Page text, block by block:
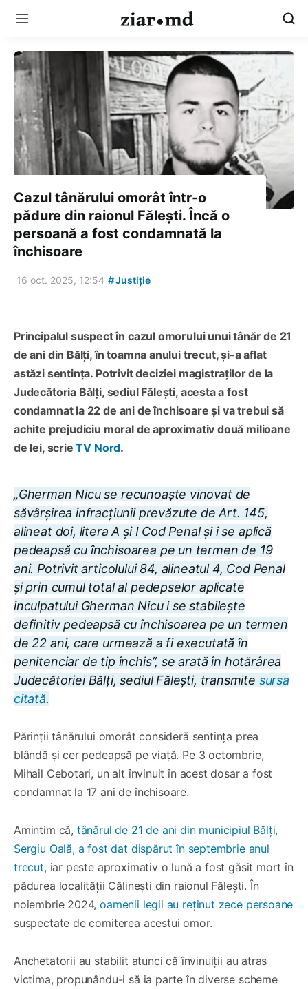
Cazul tânărului omorât într-o
pădure din raionul Fălești. Încă o
persoană a fost condamnată la
închisoare
16 oct. 2025, 12:54 #Justiție
Principalul suspect în cazul omorului unui tânăr de 21
de ani din Bălți, în toamna anului trecut, și-a aflat
astăzi sentința. Potrivit deciziei magistraților de la
Judecătoria Bălți, sediul Fălești, acesta a fost
condamnat la 22 de ani de închisoare și va trebui să
achite prejudiciu moral de aproximativ două milioane
de lei, scrieTV Nord.
„Gherman Nicu se recunoaște vinovat de
săvârșirea infracțiunii prevăzute de Art. 145,
alineat doi, litera A și I Cod Penal și i se aplică
pedeapsă cu închisoarea pe un termen de 19
ani. Potrivit articolului 84, alineatul 4, Cod Penal
și prin cumul total al pedepselor aplicate
inculpatului Gherman Nicu i se stabilește
definitiv pedeapsă cu închisoarea pe un termen
de 22 ani, care urmează a fi executată în
penitenciar de tip închis”, se arată în hotărârea
Judecătoriei Bălți, sediul Fălești, transmite sursa
citată.
Părinții tânărului omorât consideră sentința prea
blândă și cer pedeapsă pe viață. Pe 3 octombrie,
Mihail Cebotari, un alt învinuit în acest dosar a fost
condamnat la 17 ani de închisoare.
Amintim că, tânărul de 21 de ani din municipiul Bălți,
Sergiu Oală, a fost dat dispărut în septembrie anul
trecut, iar peste aproximativ o lună a fost găsit mort în
pădurea localității Călinești din raionul Fălești. În
noiembrie 2024,oamenii legii au reținut zece persoane
suspectate de comiterea acestui omor.
Anchetatorii au stabilit atunci că învinuiții au atras
victima, propunându-i să ia parte în diverse scheme